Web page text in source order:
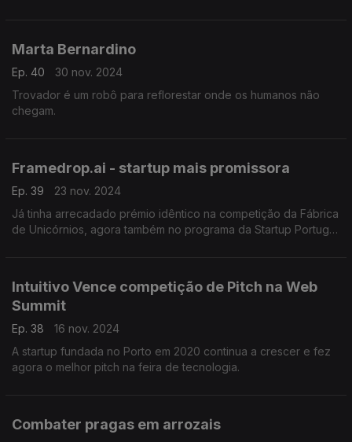
Marta Bernardino
Ep. 40
30 nov. 2024
Trovador é um robô para reflorestar onde os humanos não
chegam.
Framedrop.ai - startup mais promissora
Ep. 39
23 nov. 2024
Já tinha arrecadado prémio idêntico na competição da Fábrica
de Unicórnios, agora também no programa da Startup Portugal
Intuitivo Vence competição de Pitch na Web
Summit
Ep. 38
16 nov. 2024
A startup fundada no Porto em 2020 continua a crescer e fez
agora o melhor pitch na feira de tecnologia.
Combater pragas em arrozais